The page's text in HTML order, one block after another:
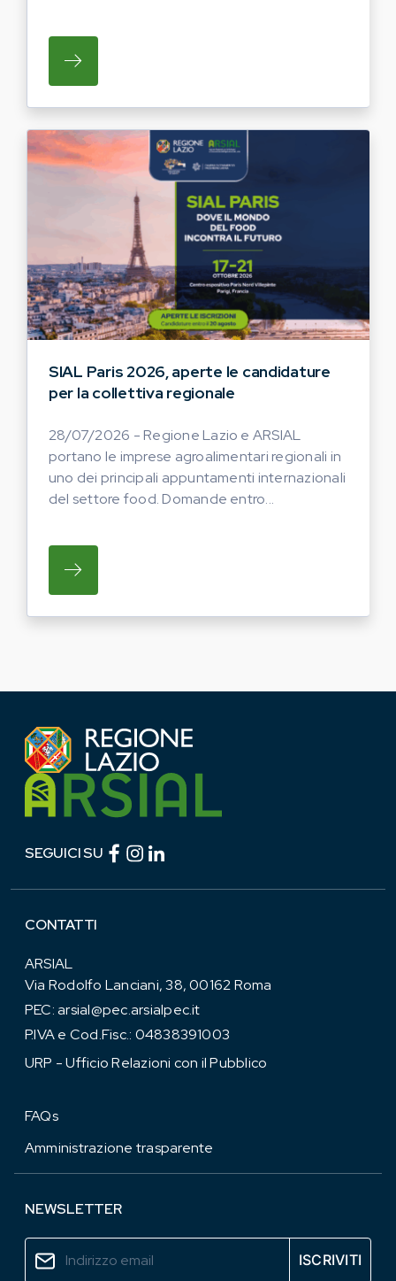
SU REGIONE LAZIO E ARSIAL INVITANO
SIAL Paris 2026, aperte le candidature
per la collettiva regionale
28/07/2026 - Regione Lazio e ARSIAL
portano le imprese agroalimentari regionali in
uno dei principali appuntamenti internazionali
del settore food. Domande entro...
SU REGIONE LAZIO E ARSIAL PORTANO
SEGUICI SU Facebook (link esterno)
Instagram (link esterno)
CONTATTI
ARSIAL
Via Rodolfo Lanciani, 38, 00162 Roma
PEC:arsial@pec.arsialpec.it
P.IVA e Cod.Fisc.: 04838391003
URP - Ufficio Relazioni con il Pubblico
FAQs
Amministrazione trasparente
NEWSLETTER